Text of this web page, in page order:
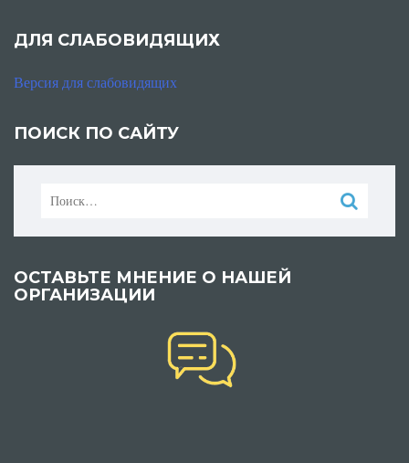
ДЛЯ СЛАБОВИДЯЩИХ
Версия для слабовидящих
ПОИСК ПО САЙТУ
Найти:
ОСТАВЬТЕ МНЕНИЕ О НАШЕЙ
ОРГАНИЗАЦИИ